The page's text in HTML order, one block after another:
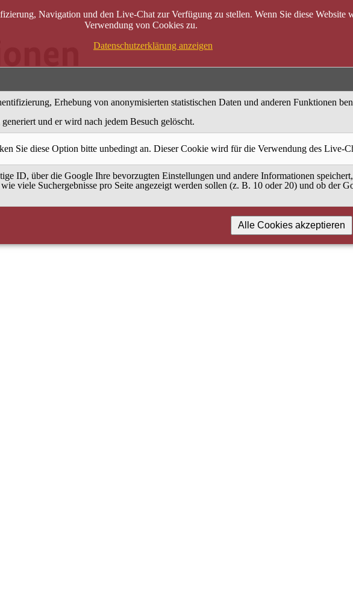
Navigation und den Live-Chat zur Verfügung zu stellen. Wenn Sie diese Website
Verwendung von Cookies zu.
Datenschutzerklärung anzeigen
Erhebung von anonymisierten statistischen Daten und anderen Funktionen
und er wird nach jedem Besuch gelöscht.
Sie diese Option bitte unbedingt an. Dieser Cookie wird für die Verwendung des Live-
ID, über die Google Ihre bevorzugten Einstellungen und andere Informationen
viele Suchergebnisse pro Seite angezeigt werden sollen (z. B. 10 oder 20) und ob der
Alle Cookies akzeptieren